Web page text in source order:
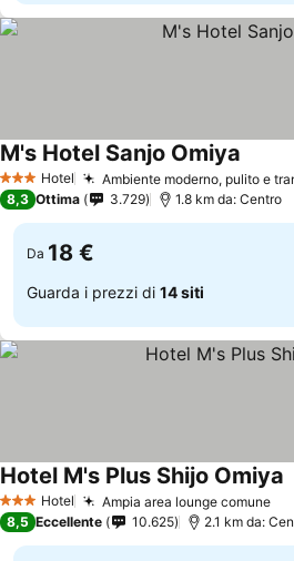
3 StelleHotel Ambiente moderno, pulito e
M's Hotel Sanjo Omiya
8,3 Ottima 3.729 1.8 km da: Centro
Da 18 €
Guarda i prezzi di 14 siti
3 StelleHotel Ampia area lounge comune
Hotel M's Plus Shijo Omiya
8,5 Eccellente 10.625 2.1 km da: